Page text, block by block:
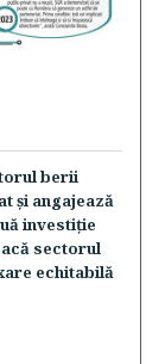
berii
şi angajează
investiţie
sectorul
echitabilă